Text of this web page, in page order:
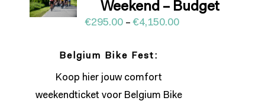
Weekend – Budget
€295.00–€4,150.00
Belgium Bike Fest:
Koop hier jouw comfort
weekendticket voor Belgium Bike